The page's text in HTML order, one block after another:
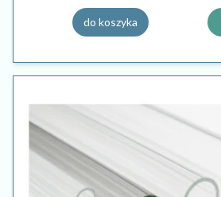
do koszyka